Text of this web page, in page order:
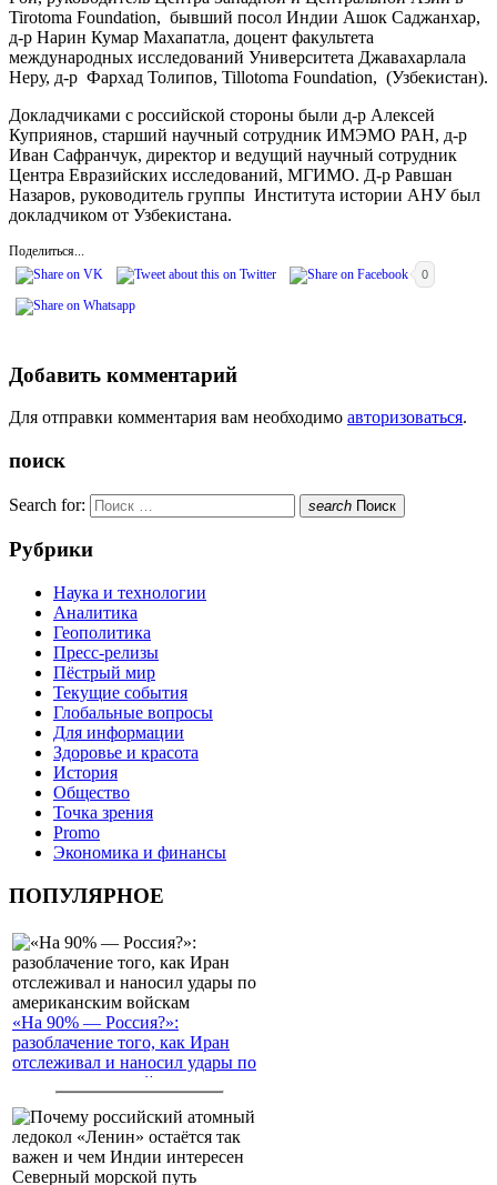
Tirotoma Foundation, бывший посол Индии Ашок Саджанхар,
д-р Нарин Кумар Махапатла, доцент факультета
международных исследований Университета Джавахарлала
Неру, д-р Фархад Толипов, Tillotoma Foundation, (Узбекистан).
Докладчиками с российской стороны были д-р Алексей
Куприянов, старший научный сотрудник ИМЭМО РАН, д-р
Иван Сафранчук, директор и ведущий научный сотрудник
Центра Евразийских исследований, МГИМО. Д-р Равшан
Назаров, руководитель группы Института истории АНУ был
докладчиком от Узбекистана.
Поделиться...
0
Добавить комментарий
Для отправки комментария вам необходимо авторизоваться.
поиск
Search for: search Поиск
Рубрики
Наука и технологии
Аналитика
Геополитика
Пресс-релизы
Пёстрый мир
Текущие события
Глобальные вопросы
Для информации
Здоровье и красота
История
Общество
Точка зрения
Promo
Экономика и финансы
ПОПУЛЯРНОЕ
«На 90% — Россия?»:
разоблачение того, как Иран
отслеживал и наносил удары по
американским войскам